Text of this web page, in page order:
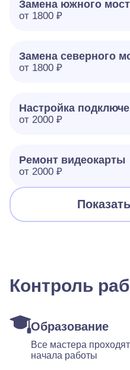
Замена южного
от 1800 ₽
Замена северного
от 1800 ₽
Настройка
от 2000 ₽
Ремонт видеокарты
от 2000 ₽
Контроль
Образование
Все мастера
начала работы